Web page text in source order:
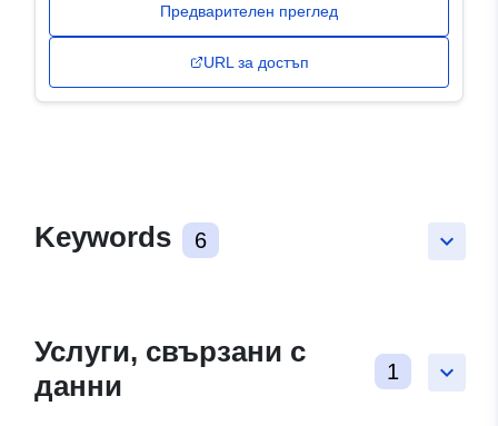
Предварителен преглед
URL за достъп
keyboard_arrow_down
Keywords 6
keyboard_arrow_down
Услуги, свързани с
данни
1